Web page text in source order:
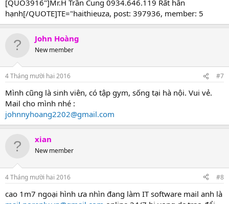
[QUO3916"]Mr.H Trần Cung 0934.646.119 Rất hân
hạnh[/QUOTE]TE="haithieuza, post: 397936, member: 5
John Hoàng
New member
4 Tháng mười hai 2016 #7
Mình cũng là sinh viên, có tập gym, sống tại hà nội. Vui vẻ.
Mail cho mình nhé :
johnnyhoang2202@gmail.com
xian
New member
4 Tháng mười hai 2016 #8
cao 1m7 ngoại hình ưa nhìn đang làm IT software mail anh là